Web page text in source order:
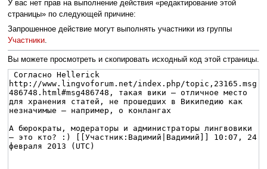
Перейти
к
навигации
Перейти
к
поиску
У вас нет прав на выполнение действия «редактирование этой
страницы» по следующей причине:
Запрошенное действие могут выполнять участники из группы
Участники.
Вы можете просмотреть и скопировать исходный код этой страницы.